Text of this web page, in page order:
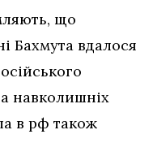
що
Бахмута вдалося
навколишніх
в рф також